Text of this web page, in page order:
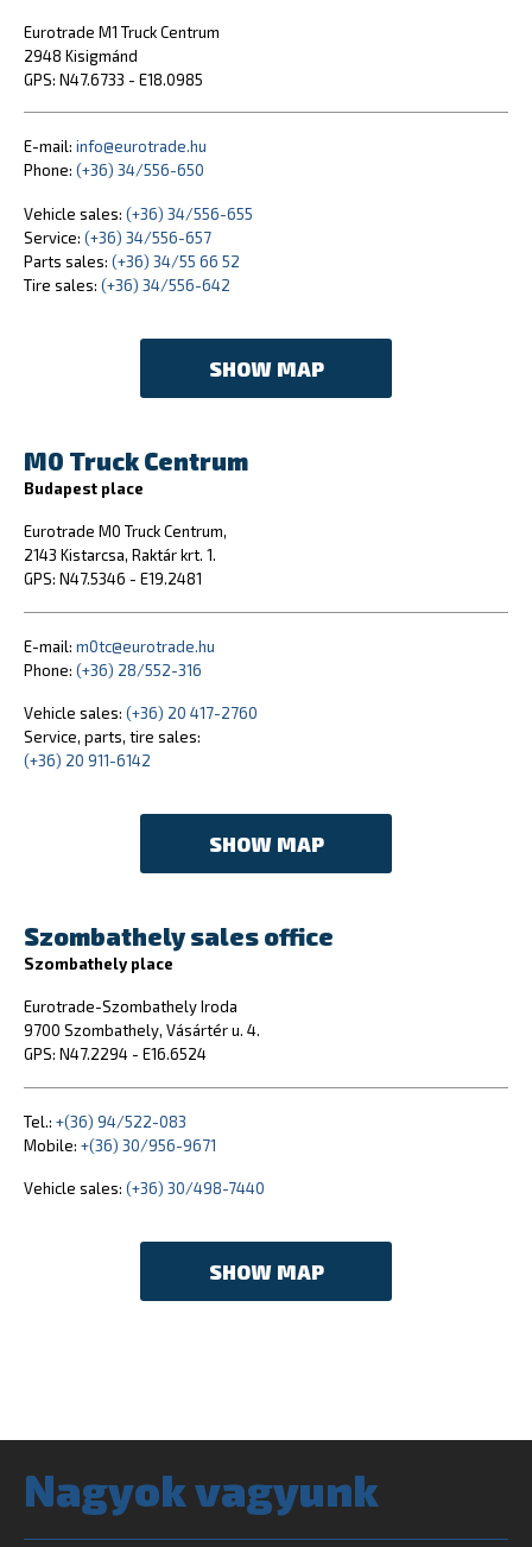
Eurotrade M1 Truck Centrum
2948 Kisigmánd
GPS: N47.6733 - E18.0985
E-mail: info@eurotrade.hu
Phone: (+36) 34/556-650
Vehicle sales: (+36) 34/556-655
Service: (+36) 34/556-657
Parts sales: (+36) 34/55 66 52
Tire sales: (+36) 34/556-642
SHOW MAP
M0 Truck Centrum
Budapest place
Eurotrade M0 Truck Centrum,
2143 Kistarcsa, Raktár krt. 1.
GPS: N47.5346 - E19.2481
E-mail: m0tc@eurotrade.hu
Phone: (+36) 28/552-316
Vehicle sales: (+36) 20 417-2760
Service, parts, tire sales:
(+36) 20 911-6142
SHOW MAP
Szombathely sales office
Szombathely place
Eurotrade-Szombathely Iroda
9700 Szombathely, Vásártér u. 4.
GPS: N47.2294 - E16.6524
Tel.: +(36) 94/522-083
Mobile: +(36) 30/956-9671
Vehicle sales: (+36) 30/498-7440
SHOW MAP
Nagyok vagyunk